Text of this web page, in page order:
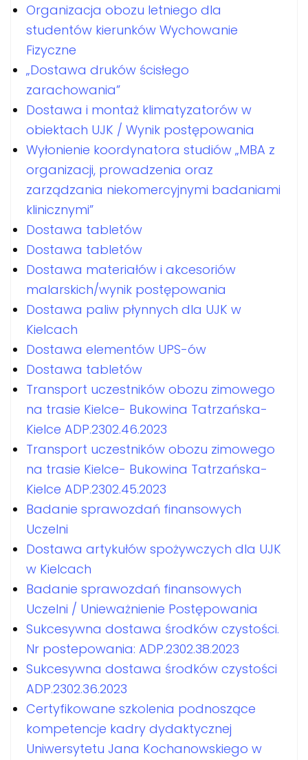
Organizacja obozu letniego dla
studentów kierunków Wychowanie
Fizyczne
„Dostawa druków ścisłego
zarachowania”
Dostawa i montaż klimatyzatorów w
obiektach UJK / Wynik postępowania
Wyłonienie koordynatora studiów „MBA z
organizacji, prowadzenia oraz
zarządzania niekomercyjnymi badaniami
klinicznymi”
Dostawa tabletów
Dostawa tabletów
Dostawa materiałów i akcesoriów
malarskich/wynik postępowania
Dostawa paliw płynnych dla UJK w
Kielcach
Dostawa elementów UPS-ów
Dostawa tabletów
Transport uczestników obozu zimowego
na trasie Kielce- Bukowina Tatrzańska-
Kielce ADP.2302.46.2023
Transport uczestników obozu zimowego
na trasie Kielce- Bukowina Tatrzańska-
Kielce ADP.2302.45.2023
Badanie sprawozdań finansowych
Uczelni
Dostawa artykułów spożywczych dla UJK
w Kielcach
Badanie sprawozdań finansowych
Uczelni / Unieważnienie Postępowania
Sukcesywna dostawa środków czystości.
Nr postepowania: ADP.2302.38.2023
Sukcesywna dostawa środków czystości
ADP.2302.36.2023
Certyfikowane szkolenia podnoszące
kompetencje kadry dydaktycznej
Uniwersytetu Jana Kochanowskiego w